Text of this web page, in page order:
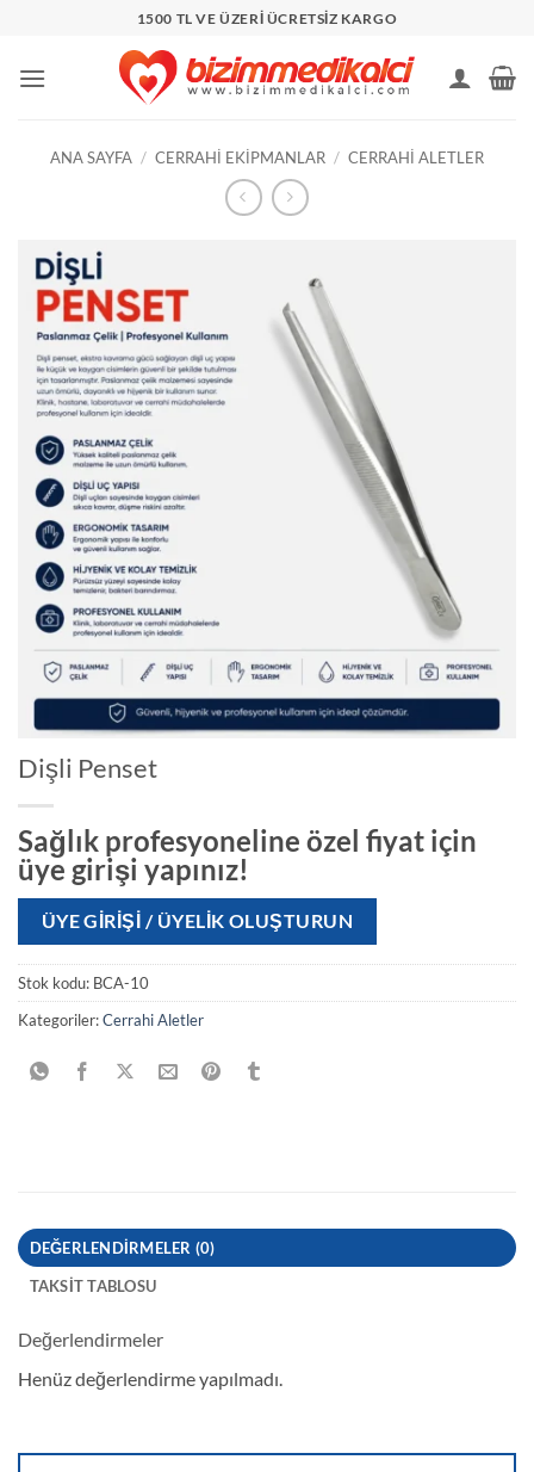
1500 TL VE ÜZERİ ÜCRETSİZ KARGO
ANA SAYFA / CERRAHI EKIPMANLAR / CERRAHI ALETLER
Dişli Penset
Sağlık profesyoneline özel fiyat için
üye girişi yapınız!
ÜYE GIRIŞI / ÜYELIK OLUŞTURUN
Stok kodu: BCA-10
Kategoriler:Cerrahi Aletler
DEĞERLENDIRMELER (0)
TAKSIT TABLOSU
Değerlendirmeler
Henüz değerlendirme yapılmadı.